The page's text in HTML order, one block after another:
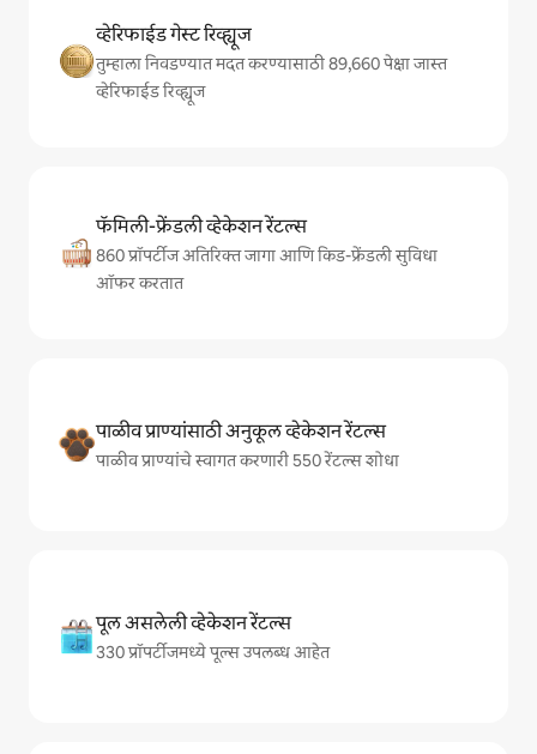
व्हेरिफाईड गेस्ट रिव्ह्यूज
तुम्हाला निवडण्यात मदत करण्यासाठी 89,660 पेक्षा जास्त
व्हेरिफाईड रिव्ह्यूज
फॅमिली-फ्रेंडली व्हेकेशन रेंटल्स
860 प्रॉपर्टीज अतिरिक्त जागा आणि किड-फ्रेंडली सुविधा
ऑफर करतात
पाळीव प्राण्यांसाठी अनुकूल व्हेकेशन रेंटल्स
पाळीव प्राण्यांचे स्वागत करणारी 550 रेंटल्स शोधा
पूल असलेली व्हेकेशन रेंटल्स
330 प्रॉपर्टीजमध्ये पूल्स उपलब्ध आहेत